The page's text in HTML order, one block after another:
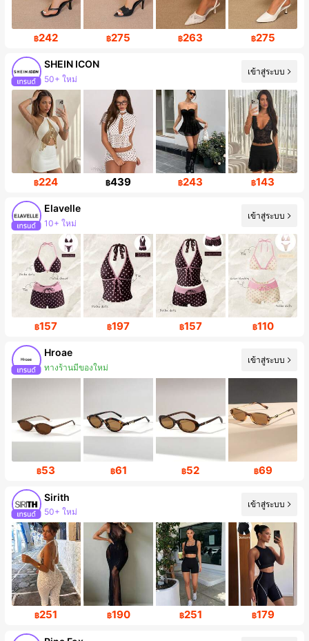
฿242 ฿275 ฿263 ฿275
SHEIN ICON
50+ ใหม่
ผู้ติดตาม 1.8M คน
เข้าสู่ระบบ
฿224 ฿439 ฿243 ฿143
Elavelle
10+ ใหม่
เข้าสู่ระบบ
฿157 ฿197 ฿157 ฿110
Hroae
ทางร้านมีของใหม่
ผู้ติดตาม 55K คน
เข้าสู่ระบบ
฿53 ฿61 ฿52 ฿69
Sirith
50+ ใหม่
การเพิ่มขึ้นของผู้ติดตาม 15%
เข้าสู่ระบบ
฿251 ฿190 ฿251 ฿179